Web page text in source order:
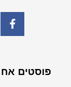
פוסטים